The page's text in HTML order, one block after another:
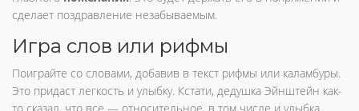
сделает поздравление незабываемым.
Игра слов или рифмы
Поиграйте со словами, добавив в текст рифмы или каламбуры.
Это придаст легкость и улыбку. Кстати, дедушка Эйнштейн как-